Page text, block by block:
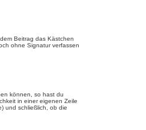
Beitrag das Kästchen
ohne Signatur verfassen
können, so hast du
in einer eigenen Zeile
und schließlich, ob die